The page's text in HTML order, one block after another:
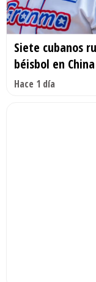
Siete cubanos
béisbol en China
Hace 1 día